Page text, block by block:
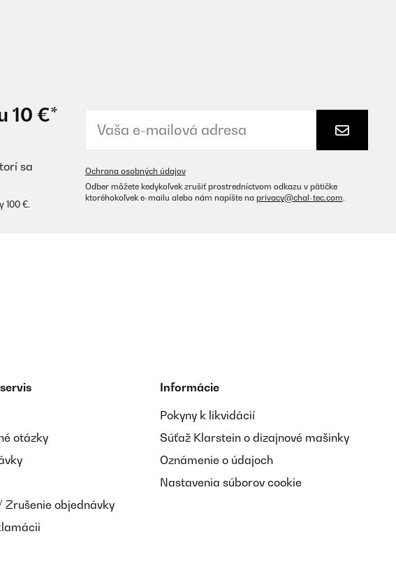
10 €*
sa
100 €.
Ochrana osobných údajov
Odber môžete kedykoľvek zrušiť prostredníctvom odkazu v pätičke
ktoréhokoľvek e-mailu alebo nám napíšte na privacy@chal-tec.com.
otázky
Zrušenie objednávky
Informácie
Pokyny k likvidácií
Súťaž Klarstein o dizajnové mašinky
Oznámenie o údajoch
Nastavenia súborov cookie